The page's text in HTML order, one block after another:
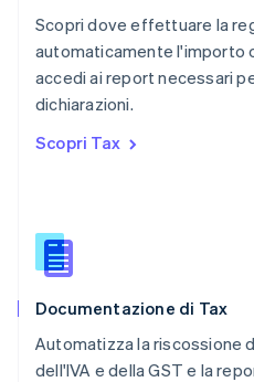
Scopri dove effettuare la
automaticamente l'importo
accedi ai report necessari
dichiarazioni.
Scopri Tax
Documentazione di Tax
Automatizza la riscossione
dell'IVA e della GST e la
English
Portogallo
RAS di Hong Kong, Cina
English简体中文
English
English
Singapore
Slovacchia
English
Slovenia